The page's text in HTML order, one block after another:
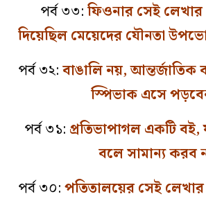
পর্ব ৩৩:ফিওনার সেই
দিয়েছিল মেয়েদের যৌনতা
পর্ব ৩২:বাঙালি নয়, আন্তর্জাতিক
স্পিভাক এসে
পর্ব ৩১: প্রতিভাপাগল একটি বই,
বলে সামান্য করব
পর্ব ৩০:পতিতালয়ের সেই